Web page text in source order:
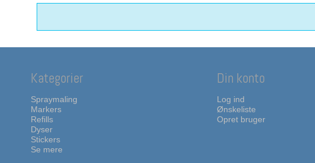
Kategorier
Spraymaling
Markers
Refills
Dyser
Stickers
Se mere
Din konto
Log ind
Ønskeliste
Opret bruger